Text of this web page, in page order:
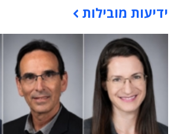
תוכן פרסומי
ידיעות מובילות